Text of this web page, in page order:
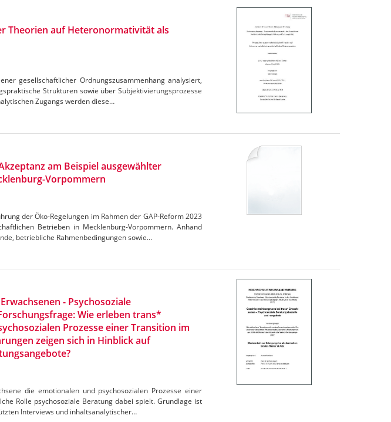
Theorien auf Heteronormativität als
gesellschaftlicher Ordnungszusammenhang analysiert,
Strukturen sowie über Subjektivierungsprozesse
Zugangs werden diese…
am Beispiel ausgewählter
Vorpommern
der Öko-Regelungen im Rahmen der GAP-Reform 2023
Betrieben in Mecklenburg-Vorpommern. Anhand
betriebliche Rahmenbedingungen sowie…
- Psychosoziale
Wie erleben trans*
Prozesse einer Transition im
zeigen sich in Hinblick auf
die emotionalen und psychosozialen Prozesse einer
Rolle psychosoziale Beratung dabei spielt. Grundlage ist
Interviews und inhaltsanalytischer…